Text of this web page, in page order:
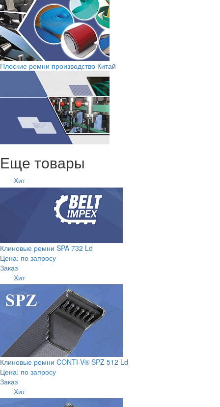
Плоские ремни производство Китай
Еще товары
Хит
Клиновые ремни SPA 732 Ld
Цена: по запросу
Заказ
Хит
Клиновые ремни CONTI-V® SPZ 512 Ld
Цена: по запросу
Заказ
Хит